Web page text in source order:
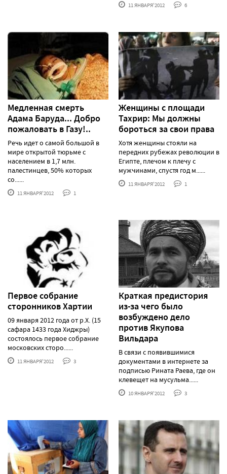
11 ЯНВАРЯ'2012 6
Медленная смерть
Адама Баруда... Добро
пожаловать в Газу!..
Речь идет о самой большой в
мире открытой тюрьме с
населением в 1,7 млн.
палестинцев, 50% которых
со......
11 ЯНВАРЯ'2012 1
Женщины с площади
Тахрир: Мы должны
бороться за свои права
Хотя женщины стояли на
передних рубежах революции в
Египте, плечом к плечу с
мужчинами, спустя год м......
11 ЯНВАРЯ'2012 1
Первое собрание
сторонников Хартии
09 января 2012 года от р.Х. (15
сафара 1433 года Хиджры)
состоялось первое собрание
московских сторо......
11 ЯНВАРЯ'2012 3
Краткая предистория
из-за чего было
возбуждено дело
против Якупова
Вильдара
В связи с появившимися
документами в интернете за
подписью Рината Раева, где он
клевещет на мусульма......
10 ЯНВАРЯ'2012 3